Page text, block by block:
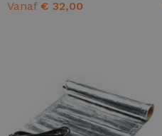
Vanaf € 32,00